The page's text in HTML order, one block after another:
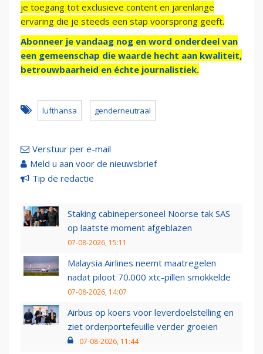
je toegang tot exclusieve content en jarenlange
ervaring die je steeds een stap voorsprong geeft.
Abonneer je vandaag nog en word onderdeel van
een gemeenschap die waarde hecht aan kwaliteit,
betrouwbaarheid en échte journalistiek.
lufthansa genderneutraal
Verstuur per e-mail
Meld u aan voor de nieuwsbrief
Tip de redactie
Staking cabinepersoneel Noorse tak SAS
op laatste moment afgeblazen
07-08-2026, 15:11
Malaysia Airlines neemt maatregelen
nadat piloot 70.000 xtc-pillen smokkelde
07-08-2026, 14:07
Airbus op koers voor leverdoelstelling en
ziet orderportefeuille verder groeien
07-08-2026, 11:44